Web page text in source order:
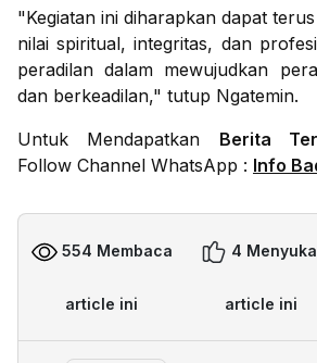
"Kegiatan ini diharapkan dapat
nilai spiritual, integritas, dan
peradilan dalam mewujudkan
dan berkeadilan," tutup Ngatemin.
Untuk Mendapatkan Berita
Follow Channel WhatsApp : Info
554 Membaca
article ini
4
article ini